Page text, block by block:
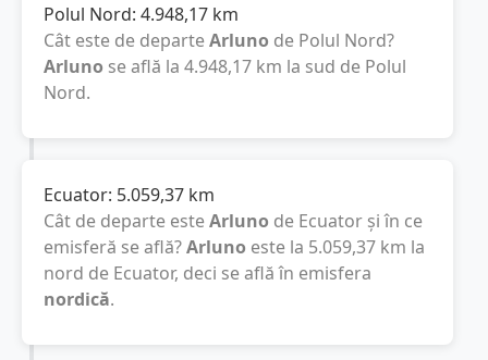
Polul Nord: 4.948,17 km
Cât este de departeArluno de Polul Nord?
Arluno se află la 4.948,17 km la sud de Polul
Nord.
Ecuator: 5.059,37 km
Cât de departe esteArluno de Ecuator și în ce
emisferă se află?Arluno este la 5.059,37 km la
nord de Ecuator, deci se află în emisfera
nordică.